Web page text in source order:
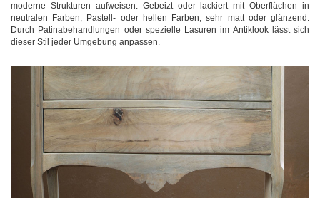
moderne Strukturen aufweisen. Gebeizt oder lackiert mit Oberflächen in
neutralen Farben, Pastell- oder hellen Farben, sehr matt oder glänzend.
Durch Patinabehandlungen oder spezielle Lasuren im Antiklook lässt sich
dieser Stil jeder Umgebung anpassen.